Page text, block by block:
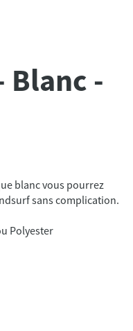
-
blanc vous pourrez
sans complication.
Polyester